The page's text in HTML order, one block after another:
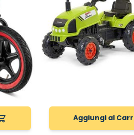
Aggiungi al